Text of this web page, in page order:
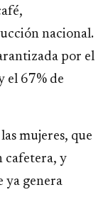
nacional.
por el
el 67% de
mujeres, que
cafetera, y
ya genera